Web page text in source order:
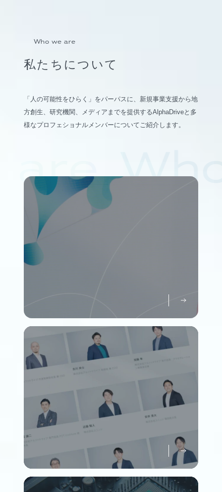
Who we are
私たちについて
「人の可能性をひらく」をパーパスに、新規事業支援から地
方創生、研究機関、メディアまでを提供するAlphaDriveと多
様なプロフェショナルメンバーについてご紹介します。
Member